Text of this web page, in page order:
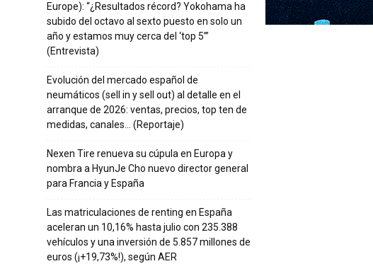
Europe): “¿Resultados récord? Yokohama ha
subido del octavo al sexto puesto en solo un
año y estamos muy cerca del ‘top 5’”
(Entrevista)
Evolución del mercado español de
neumáticos (sell in y sell out) al detalle en el
arranque de 2026: ventas, precios, top ten de
medidas, canales… (Reportaje)
Nexen Tire renueva su cúpula en Europa y
nombra a HyunJe Cho nuevo director general
para Francia y España
Las matriculaciones de renting en España
aceleran un 10,16% hasta julio con 235.388
vehículos y una inversión de 5.857 millones de
euros (¡+19,73%!), según AER